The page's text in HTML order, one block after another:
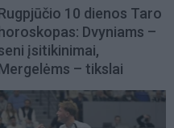
10 dienos Taro
horoskopas: Dvyniams –
įsitikinimai,
– tikslai